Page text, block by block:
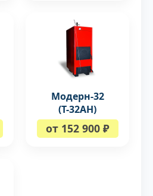
Модерн-32
(Т-32АН)
от 152 900 ₽